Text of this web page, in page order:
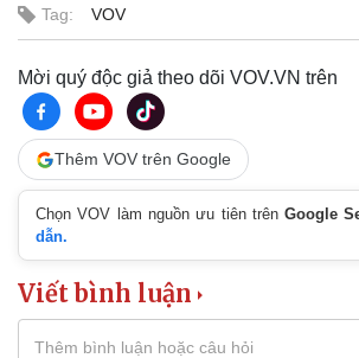
Tag: VOV
Mời quý độc giả theo dõi VOV.VN trên
Thêm VOV trên Google
Chọn VOV làm nguồn ưu tiên trênGoogle
dẫn.
Viết bình luận